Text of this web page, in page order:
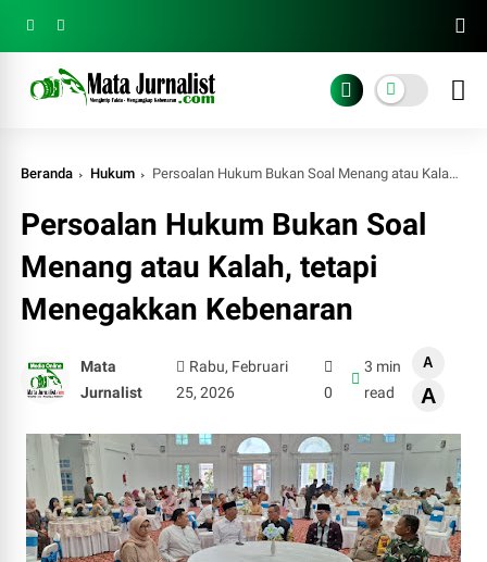
Beranda Hukum Persoalan Hukum Bukan Soal Menang atau Kalah, tetapi Menegakkan Kebenaran
Persoalan Hukum Bukan Soal
Menang atau Kalah, tetapi
Menegakkan Kebenaran
Mata
Jurnalist
Rabu, Februari
25, 2026
0
3 min
read
A
A